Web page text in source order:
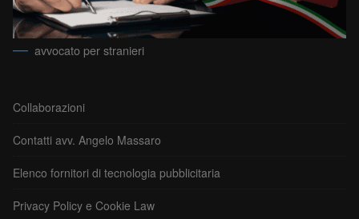
avvocato per stranieri
Collaborazioni
Contatti avv. Angelo Massaro
Elenco fornitori di tecnologia pubblicitaria
Privacy Policy e Cookie Law